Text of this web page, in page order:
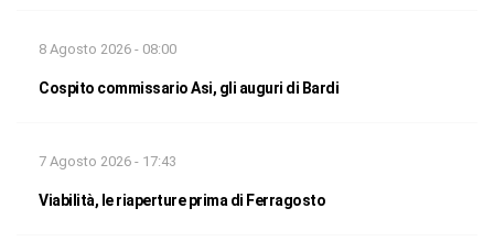
8 Agosto 2026 - 08:00
Cospito commissario Asi, gli auguri di Bardi
7 Agosto 2026 - 17:43
Viabilità, le riaperture prima di Ferragosto